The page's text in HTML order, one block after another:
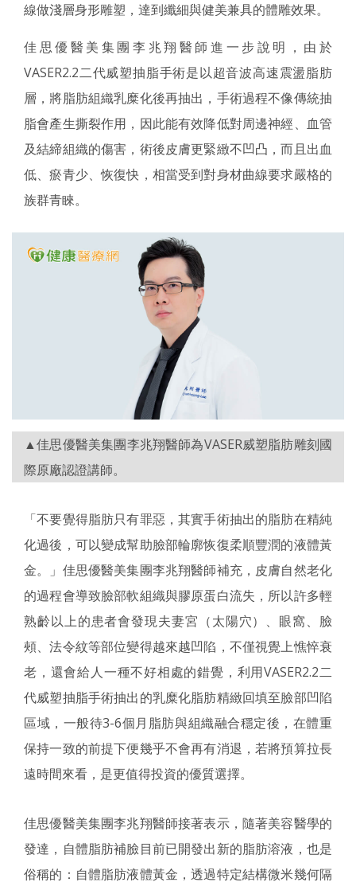
線做淺層身形雕塑，達到纖細與健美兼具的體雕效果。
佳思優醫美集團李兆翔醫師進一步說明，由於
VASER2.2二代威塑抽脂手術是以超音波高速震盪脂肪
層，將脂肪組織乳糜化後再抽出，手術過程不像傳統抽
脂會產生撕裂作用，因此能有效降低對周邊神經、血管
及結締組織的傷害，術後皮膚更緊緻不凹凸，而且出血
低、瘀青少、恢復快，相當受到對身材曲線要求嚴格的
族群青睞。
▲佳思優醫美集團李兆翔醫師為VASER威塑脂肪雕刻國
際原廠認證講師。
「不要覺得脂肪只有罪惡，其實手術抽出的脂肪在精純
化過後，可以變成幫助臉部輪廓恢復柔順豐潤的液體黃
金。」佳思優醫美集團李兆翔醫師補充，皮膚自然老化
的過程會導致臉部軟組織與膠原蛋白流失，所以許多輕
熟齡以上的患者會發現夫妻宮（太陽穴）、眼窩、臉
頰、法令紋等部位變得越來越凹陷，不僅視覺上憔悴衰
老，還會給人一種不好相處的錯覺，利用VASER2.2二
代威塑抽脂手術抽出的乳糜化脂肪精緻回填至臉部凹陷
區域，一般待3-6個月脂肪與組織融合穩定後，在體重
保持一致的前提下便幾乎不會再有消退，若將預算拉長
遠時間來看，是更值得投資的優質選擇。
佳思優醫美集團李兆翔醫師接著表示，隨著美容醫學的
發達，自體脂肪補臉目前已開發出新的脂肪溶液，也是
俗稱的：自體脂肪液體黃金，透過特定結構微米幾何隔